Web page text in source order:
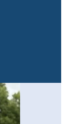
M.Sc.Fenster)